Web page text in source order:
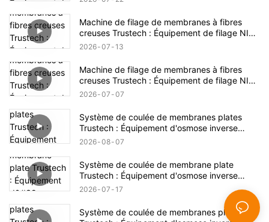
Machine de filage de membranes à fibres
creuses Trustech : Équipement de filage NIPS
dévoilé (16)
2026 07 13
Machine de filage de membranes à fibres
creuses Trustech : Équipement de filage NIPS
dévoilé (15)
2026 07 07
Système de coulée de membranes plates
Trustech : Équipement d'osmose inverse
dévoilé (XVI)
2026 08 07
Système de coulée de membrane plate
Trustech : Équipement d'osmose inverse
dévoilé (XIV)
2026 07 17
Système de coulée de membranes plates